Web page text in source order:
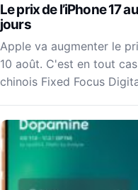
Le prix de l’iPhone 17
jours
Apple va augmenter le
10 août. C'est en tout
chinois Fixed Focus